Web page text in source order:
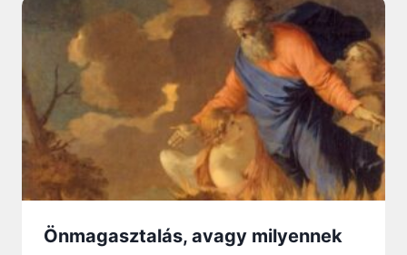
Önmagasztalás, avagy milyennek